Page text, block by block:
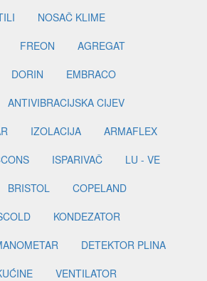
NOSAČ KLIME
FREON
AGREGAT
DORIN
EMBRACO
ANTIVIBRACIJSKA CIJEV
IZOLACIJA
ARMAFLEX
ISPARIVAČ
LU - VE
BRISTOL
COPELAND
KONDEZATOR
DETEKTOR PLINA
VENTILATOR